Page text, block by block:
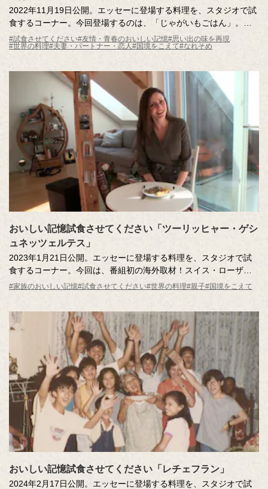
2022年11月19日公開。エッセーに登場する料理を、スタジオで試
食するコーナー。今回登場するのは、「じゃがいもごはん」。記
憶さんご夫妻がインドを訪れた際、ホームステイ先のマシマー
（おばさん）がつくり方を教えてくれた思い出の味。インドの風
#試食させてください#友情・青春のおいしい記憶#思い出の味を再現
#世界の料理#夫妻・パートナー・恋人 #国境をこえて#なれそめ
おいしい記憶試食させてください「ツーリッヒャー・ゲシ
ュネッツェルテス」
2023年1月21日公開。エッセーに登場する料理を、スタジオで試
食するコーナー。今回は、番組初の海外取材！スイス・ローザン
ヌの街頭インタビューで出会った記憶さんの大切な味は、帰省の
#家族のおいしい記憶#試食させてください#世界の料理#親子#国境をこえて
おいしい記憶試食させてください「レチェフラン」
2024年2月17日公開。エッセーに登場する料理を、スタジオで試